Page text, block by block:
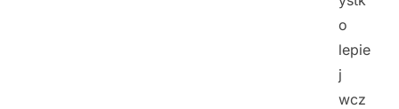
o
lepie
j
wcz